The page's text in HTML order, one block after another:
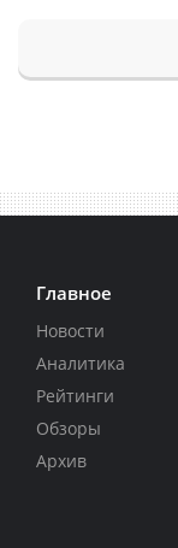
Главное
Новости
Аналитика
Рейтинги
Обзоры
Архив